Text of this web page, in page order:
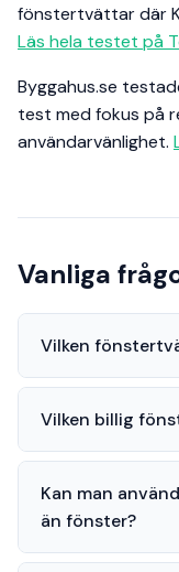
fönstertvättar där
Läs hela testet på
Byggahus.se
test med fokus på
användarvänlighet.
Vanliga
Vilken
Vilken billig
Kan man
än fönster?